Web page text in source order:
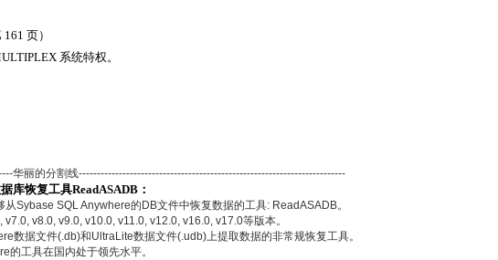
161页）
系统特权。
华丽的分割线-------------------------------------------------------------------------
库恢复工具ReadASADB：
从Sybase SQL Anywhere的DB文件中恢复数据的工具: ReadASADB。
v8.0, v9.0, v10.0, v11.0, v12.0, v16.0, v17.0等版本。
数据文件(.db)和UltraLite数据文件(.udb)上提取数据的非常规恢复工具。
的工具在国内处于领先水平。